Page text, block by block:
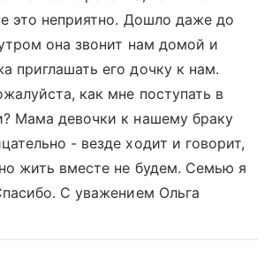
это неприятно. Дошло даже до
она звонит нам домой и
приглашать его дочку к нам.
как мне поступать в
Мама девочки к нашему браку
- везде ходит и говорит,
жить вместе не будем. Семью я
С уважением Ольга